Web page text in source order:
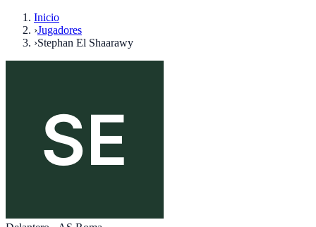
Inicio
›Jugadores
›Stephan El Shaarawy